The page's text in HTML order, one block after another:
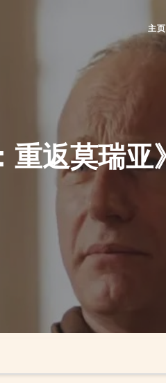
主页
重返莫瑞亚